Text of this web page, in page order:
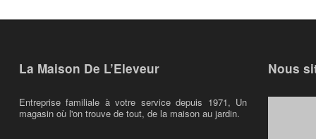
La Maison De L’Eleveur
Entreprise familiale à votre service depuis 1971, Un
magasin où l'on trouve de tout, de la maison au jardin.
Nous